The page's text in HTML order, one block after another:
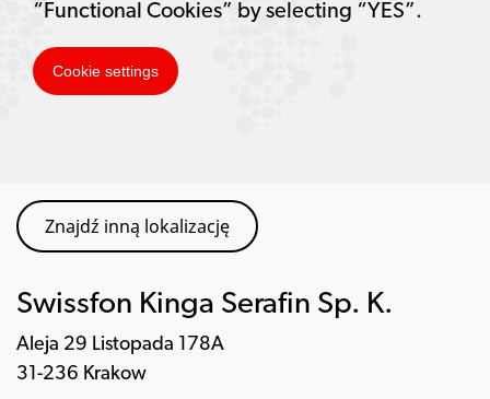
Znajdź inną lokalizację
Swissfon Kinga Serafin Sp. K.
Aleja 29 Listopada 178A
31-236 Krakow
“Functional Cookies” by selecting “YES”.
Cookie settings